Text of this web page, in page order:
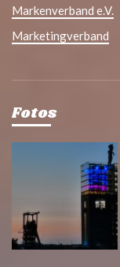
Markenverband e.V.
Marketingverband
Fotos